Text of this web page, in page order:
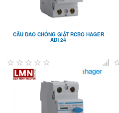
CẦU DAO CHỐNG GIẬT RCBO HAGER
AD124